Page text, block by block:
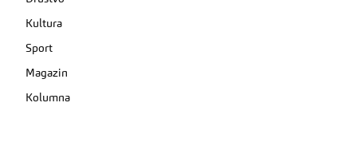
Kultura
Sport
Magazin
Kolumna